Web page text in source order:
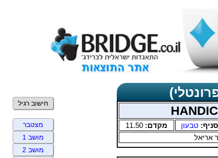
סניף: טבעון מקדם: 11.50
אריאל
חישוב רגיל
מצטבר
מושב 1
מושב 2